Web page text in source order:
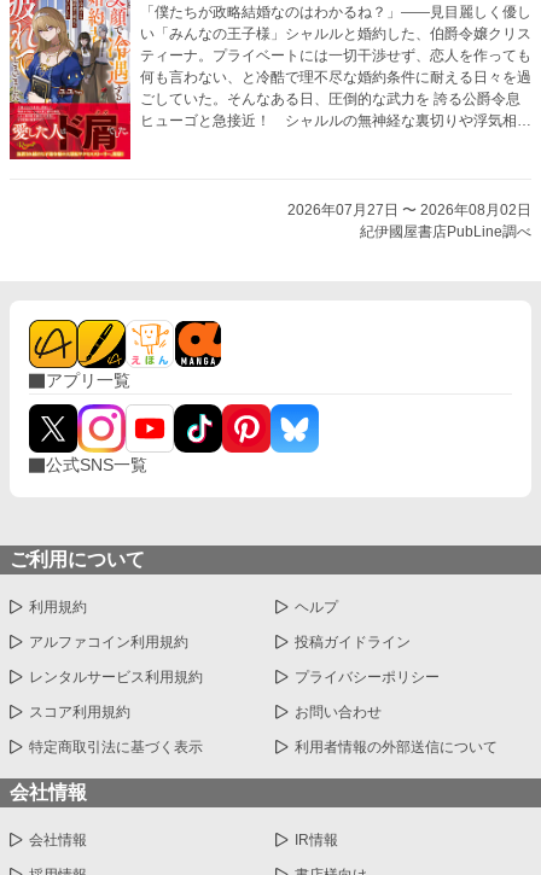
「僕たちが政略結婚なのはわかるね？」――見目麗しく優し
い「みんなの王子様」シャルルと婚約した、伯爵令嬢クリス
ティーナ。プライベートには一切干渉せず、恋人を作っても
何も言わない、と冷酷で理不尽な婚約条件に耐える日々を過
ごしていた。そんなある日、圧倒的な武力を 誇る公爵令息
ヒューゴと急接近！ シャルルの無神経な裏切りや浮気相手
2026年07月27日 〜 2026年08月02日
紀伊國屋書店PubLine調べ
アプリ一覧
公式SNS一覧
ご利用について
利用規約 ヘルプ
アルファコイン利用規約 投稿ガイドライン
レンタルサービス利用規約 プライバシーポリシー
スコア利用規約 お問い合わせ
特定商取引法に基づく表示 利用者情報の外部送信について
会社情報
会社情報 IR情報